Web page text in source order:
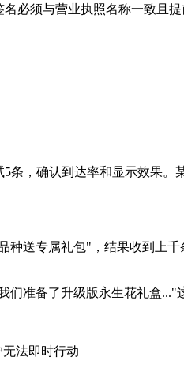
必须与营业执照名称一致且
，确认到达率和显示效果
送专属礼包"，结果收到上
准备了升级版永生花礼盒..."
法即时行动